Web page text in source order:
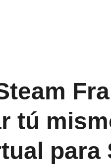
tú
para